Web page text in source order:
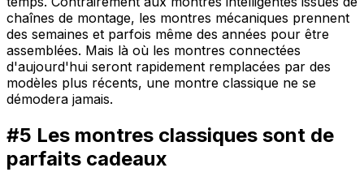
chaînes de montage, les montres mécaniques prennent
des semaines et parfois même des années pour être
assemblées. Mais là où les montres connectées
d'aujourd'hui seront rapidement remplacées par des
modèles plus récents, une montre classique ne se
démodera jamais.
#5 Les montres classiques sont de
parfaits cadeaux